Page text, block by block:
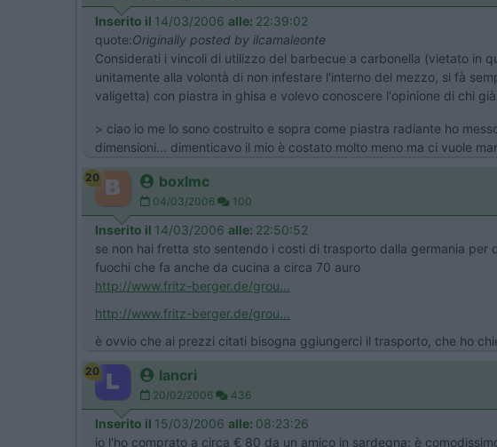
Inserito il 14/03/2006 alle: 22:39:02
quote:Originally posted by ilcamaleonte
Considerati i vincoli di utilizzo del barbecue a carbonella (vietato in
unitamente alla volontà di non infestare l'interno del mezzo, si fà
valigetta) con piastra in ghisa e volevo conoscere l'opinione di chi
> ciao io me lo sono costruito e sopra come piastra radiante ho
dimensioni... dimenticavo il mio è costato molto meno ma ci vuole
20 boxlmc
04/03/2006 100
Inserito il 14/03/2006 alle: 22:50:52
se non hai fretta sto sentendo i costi di trasporto dalla germania
fuochi che fa anche da cucina a circa 70 auro
http://www.fritz-berger.de/grou...
http://www.fritz-berger.de/grou...
è ovvio che ai prezzi citati bisogna ggiungerci il trasporto, che ho
20 lancri
20/02/2006 436
Inserito il 15/03/2006 alle: 08:23:26
io l'ho comprato a circa € 80 da un amico in sardegna: è